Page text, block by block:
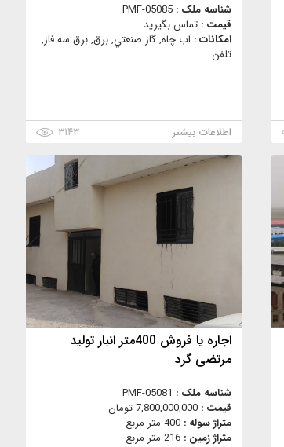
شناسه ملک : PMF-05085
قیمت : تماس بگیرید.
امکانات :آب چاه, گاز صنعتي, برق, برق سه فاز,
تلفن
اطلاعات بیشتر ۳۱۴۳
اجاره یا فروش 400متر انبار تولید
مرتضی گرد
شناسه ملک : PMF-05081
قیمت : 7,800,000,000 تومان
متراژ سوله : 400 متر مربع
متراژ زمین : 216 متر مربع